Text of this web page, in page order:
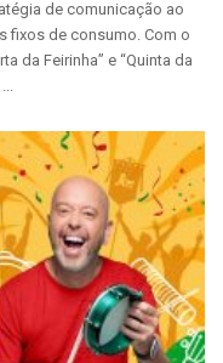
de comunicação ao
fixos de consumo. Com o
da Feirinha” e “Quinta da